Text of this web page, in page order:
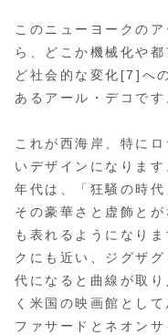
このニューヨークの
ら、どこか機械化や
ど社会的な変化[7]へ
あるアール・デコです
これが西海岸、特に
いデザインになりま
年代は、「狂騒の時
その豪華さと虚飾と
も表れるようになり
クにも近い、ジグザ
代になると曲線が取
く米国の映画館とし
ファサードとネオン